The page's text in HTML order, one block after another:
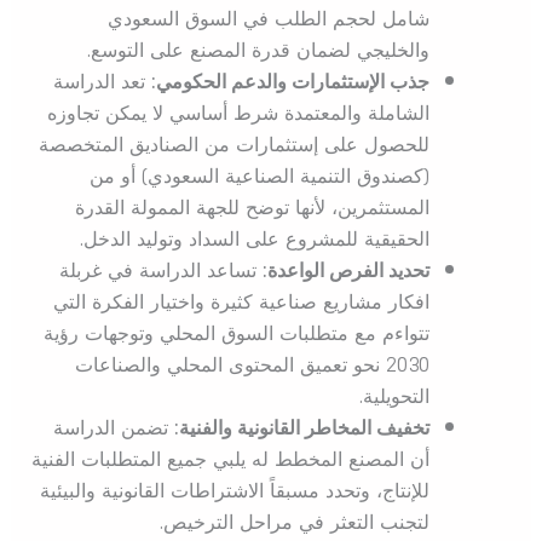
شامل لحجم الطلب في السوق السعودي
والخليجي لضمان قدرة المصنع على التوسع.
جذب الإستثمارات والدعم الحكومي:تعد الدراسة
الشاملة والمعتمدة شرط أساسي لا يمكن تجاوزه
للحصول على إستثمارات من الصناديق المتخصصة
(كصندوق التنمية الصناعية السعودي) أو من
المستثمرين، لأنها توضح للجهة الممولة القدرة
الحقيقية للمشروع على السداد وتوليد الدخل.
تحديد الفرص الواعدة:تساعد الدراسة في غربلة
افكار مشاريع صناعية كثيرة واختيار الفكرة التي
تتواءم مع متطلبات السوق المحلي وتوجهات رؤية
2030 نحو تعميق المحتوى المحلي والصناعات
التحويلية.
تخفيف المخاطر القانونية والفنية:تضمن الدراسة
أن المصنع المخطط له يلبي جميع المتطلبات الفنية
للإنتاج، وتحدد مسبقاً الاشتراطات القانونية والبيئية
لتجنب التعثر في مراحل الترخيص.